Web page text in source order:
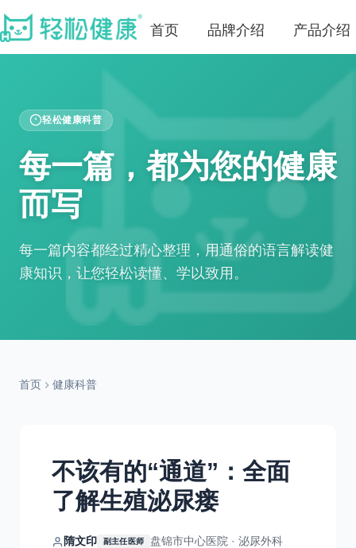
首页 品牌介绍 产品介绍
轻松健康科普
每一篇，都为您的健康
而写
每一篇内容都经过精心整理，用通俗的语言解读健
康知识，让您轻松读懂、学以致用。
首页 健康科普
不该有的“通道”：全面
了解生殖泌尿瘘
隋文印 副主任医师
盘锦市中心医院 · 泌尿外科